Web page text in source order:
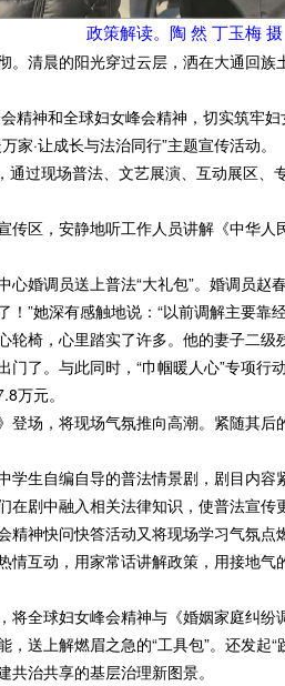
政策解读。陶 然 丁玉梅 摄
晨的阳光穿过云层，洒在大通回族
神和全球妇女峰会精神，切实筑牢
家·让成长与法治同行”主题宣传活动。
过现场普法、文艺展演、互动展区、
区，安静地听工作人员讲解《中华人
调员送上普法“大礼包”。婚调员赵
”她深有感触地说：“以前调解主要靠
椅，心里踏实了许多。他的妻子二级
了。与此同时，“巾帼暖人心”专项
万元。
场，将现场气氛推向高潮。紧随其后
生自编自导的普法情景剧，剧目内容
剧中融入相关法律知识，使普法宣传
快问快答活动又将现场学习气氛点
互动，用家常话讲解政策，用接地
全球妇女峰会精神与《婚姻家庭纠纷
送上解燃眉之急的“工具包”。还发起
治共享的基层治理新图景。